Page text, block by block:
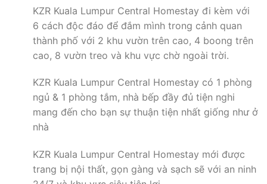
KZR Kuala Lumpur Central Homestay đi kèm với
6 cách độc đáo để đắm mình trong cảnh quan
thành phố với 2 khu vườn trên cao, 4 boong trên
cao, 8 vườn treo và khu vực chờ ngoài trời.
KZR Kuala Lumpur Central Homestay có 1 phòng
ngủ & 1 phòng tắm, nhà bếp đầy đủ tiện nghi
mang đến cho bạn sự thuận tiện nhất giống như ở
nhà
KZR Kuala Lumpur Central Homestay mới được
trang bị nội thất, gọn gàng và sạch sẽ với an ninh